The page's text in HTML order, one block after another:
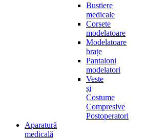
Bustiere
medicale
Corsete
modelatoare
Modelatoare
brațe
Pantaloni
modelatori
Veste
și
Costume
Compresive
Postoperatori
Aparatură
medicală